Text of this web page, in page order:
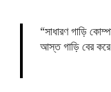
“সাধারণ গাড়ি
আস্ত গাড়ি বের